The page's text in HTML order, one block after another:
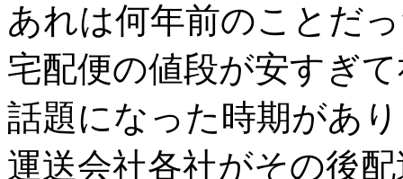
あれは何年前のことだ
宅配便の値段が安すぎ
話題になった時期があ
運送会社各社がその後